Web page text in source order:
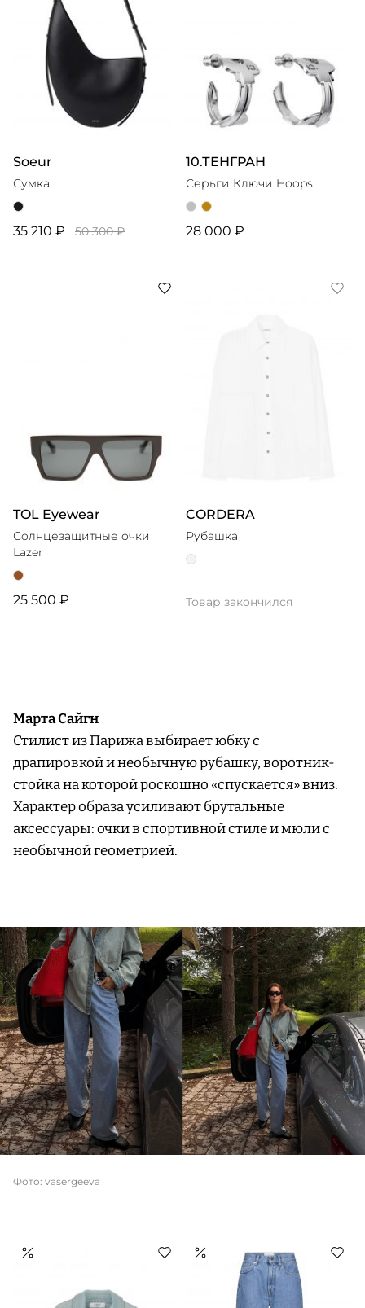
Soeur
Сумка
35 210 ₽ 50 300 ₽
10.ТЕНГРАН
Серьги Ключи Hoops
28 000 ₽
TOL Eyewear
Солнцезащитные очки
Lazer
25 500 ₽
CORDERA
Рубашка
Товар закончился
Марта Сайгн
Стилист из Парижа выбирает юбку с
драпировкой и необычную рубашку, воротник-
стойка на которой роскошно «спускается» вниз.
Характер образа усиливают брутальные
аксессуары: очки в спортивной стиле и мюли с
необычной геометрией.
Фото: vasergeeva